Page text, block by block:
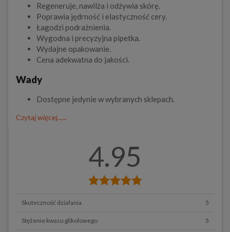
Regeneruje, nawilża i odżywia skórę.
Poprawia jędrność i elastyczność cery.
Łagodzi podrażnienia.
Wygodna i precyzyjna pipetka.
Wydajne opakowanie.
Cena adekwatna do jakości.
Wady
Dostępne jedynie w wybranych sklepach.
Czytaj więcej......
4.95
Skuteczność działania 5
Stężenie kwasu glikolowego 5